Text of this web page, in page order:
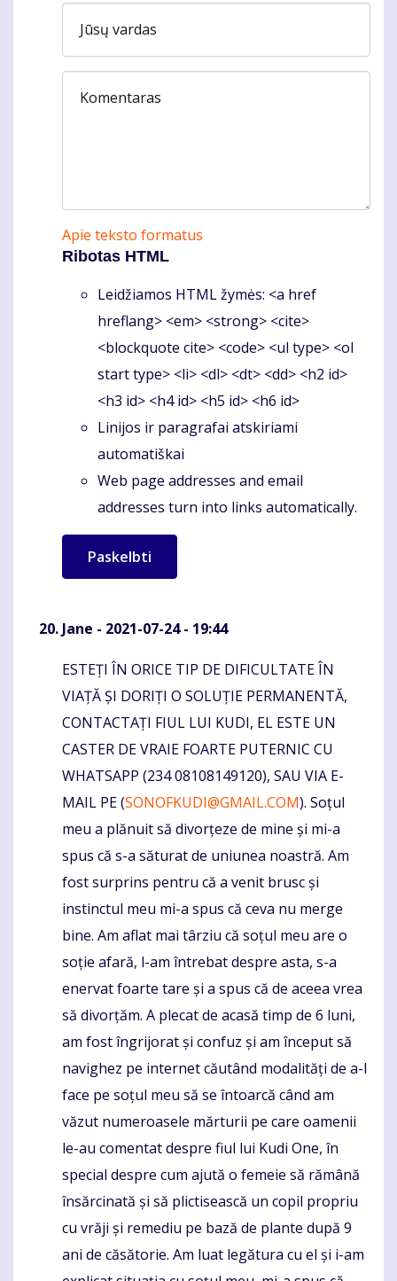
Jūsų vardas
Komentaras
Apie teksto formatus
Ribotas HTML
Leidžiamos HTML žymės: <a href
hreflang> <em> <strong> <cite>
<blockquote cite> <code> <ul type> <ol
start type> <li> <dl> <dt> <dd> <h2 id>
<h3 id> <h4 id> <h5 id> <h6 id>
Linijos ir paragrafai atskiriami
automatiškai
Web page addresses and email
addresses turn into links automatically.
Jane - 2021-07-24 - 19:44
Komentaras
ESTEȚI ÎN ORICE TIP DE DIFICULTATE ÎN
VIAȚĂ ȘI DORIȚI O SOLUȚIE PERMANENTĂ,
CONTACTAȚI FIUL LUI KUDI, EL ESTE UN
CASTER DE VRAIE FOARTE PUTERNIC CU
WHATSAPP (234 08108149120), SAU VIA E-
MAIL PE (SONOFKUDI@GMAIL.COM). Soțul
meu a plănuit să divorțeze de mine și mi-a
spus că s-a săturat de uniunea noastră. Am
fost surprins pentru că a venit brusc și
instinctul meu mi-a spus că ceva nu merge
bine. Am aflat mai târziu că soțul meu are o
soție afară, l-am întrebat despre asta, s-a
enervat foarte tare și a spus că de aceea vrea
să divorțăm. A plecat de acasă timp de 6 luni,
am fost îngrijorat și confuz și am început să
navighez pe internet căutând modalități de a-l
face pe soțul meu să se întoarcă când am
văzut numeroasele mărturii pe care oamenii
le-au comentat despre fiul lui Kudi One, în
special despre cum ajută o femeie să rămână
însărcinată și să plictisească un copil propriu
cu vrăji și remediu pe bază de plante după 9
ani de căsătorie. Am luat legătura cu el și i-am